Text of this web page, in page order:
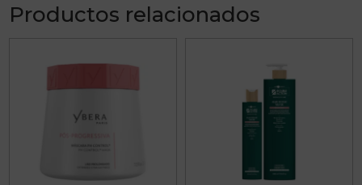
Productos relacionados
producto